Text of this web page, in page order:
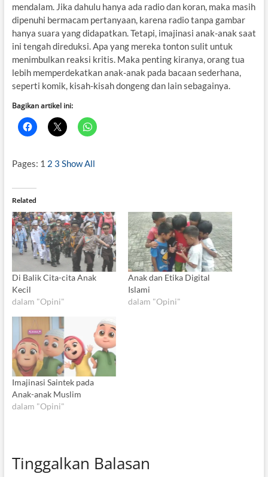
mendalam. Jika dahulu hanya ada radio dan koran, maka masih
dipenuhi bermacam pertanyaan, karena radio tanpa gambar
hanya suara yang didapatkan. Tetapi, imajinasi anak-anak saat
ini tengah direduksi. Apa yang mereka tonton sulit untuk
menimbulkan reaksi kritis. Maka penting kiranya, orang tua
lebih memperdekatkan anak-anak pada bacaan sederhana,
seperti komik, kisah-kisah dongeng dan lain sebagainya.
Bagikan artikel ini:
Pages: 1 2 3 Show All
Related
Di Balik Cita-cita Anak
Kecil
dalam "Opini"
Anak dan Etika Digital
Islami
dalam "Opini"
Imajinasi Saintek pada
Anak-anak Muslim
dalam "Opini"
Tinggalkan Balasan